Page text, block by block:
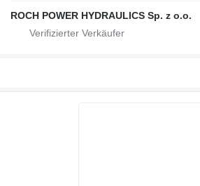
ROCH POWER HYDRAULICS Sp. z o.o.